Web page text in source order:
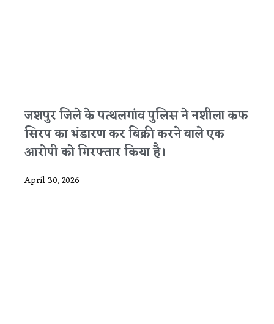
जशपुर जिले के पत्थलगांव पुलिस ने नशीला कफ
सिरप का भंडारण कर बिक्री करने वाले एक
आरोपी को गिरफ्तार किया है।
April 30, 2026